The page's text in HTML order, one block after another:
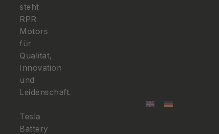
steht
RPR
Motors
für
Qualität,
Innovation
und
Leidenschaft.
Tesla
Battery